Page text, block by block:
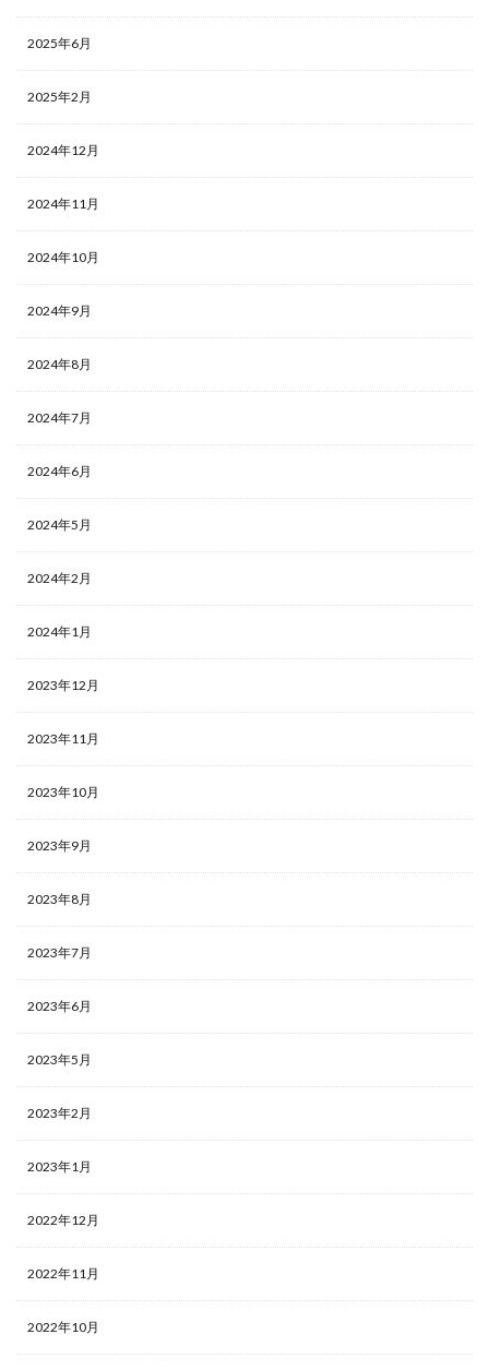
2025年6月
2025年2月
2024年12月
2024年11月
2024年10月
2024年9月
2024年8月
2024年7月
2024年6月
2024年5月
2024年2月
2024年1月
2023年12月
2023年11月
2023年10月
2023年9月
2023年8月
2023年7月
2023年6月
2023年5月
2023年2月
2023年1月
2022年12月
2022年11月
2022年10月